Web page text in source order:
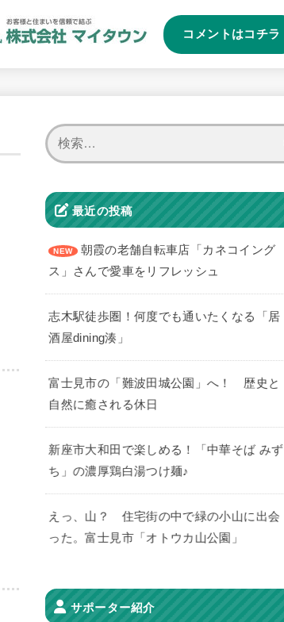
コメントはコチラ
最近の投稿
朝霞の老舗自転車店「カネコイング
ス」さんで愛車をリフレッシュ
志木駅徒歩圏！何度でも通いたくなる「居
酒屋dining湊」
​富士見市の「難波田城公園」へ！ 歴史と
自然に癒される休日
新座市大和田で楽しめる！「中華そば みず
ち」の濃厚鶏白湯つけ麺♪
えっ、山？ 住宅街の中で緑の小山に出会
った。富士見市「オトウカ山公園」
サポーター紹介